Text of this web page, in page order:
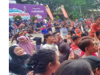
Keamanan
Kejahatan